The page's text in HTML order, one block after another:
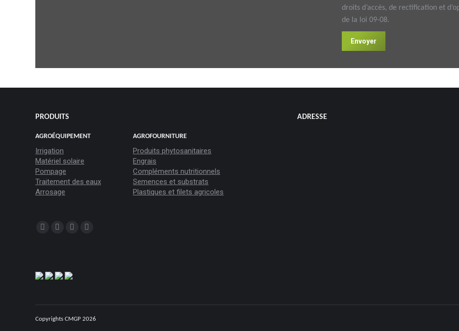
droits d’accès, de rectification et
de la loi 09-08.
Envoyer
PRODUITS
AGROÉQUIPEMENT
Irrigation
Matériel solaire
Pompage
Traitement des eaux
Arrosage
AGROFOURNITURE
Produits phytosanitaires
Engrais
Compléments nutritionnels
Semences et substrats
Plastiques et filets agricoles
Trouvez nous sur :
ADRESSE
Copyrights CMGP 2026